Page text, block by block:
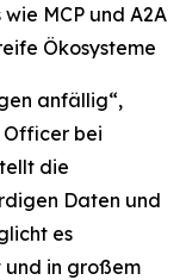
MCP und A2A
Ökosysteme
anfällig“,
Officer bei
die
Daten und
es
und in großem